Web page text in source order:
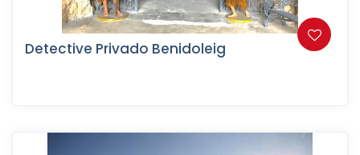
Detective Privado Benidoleig